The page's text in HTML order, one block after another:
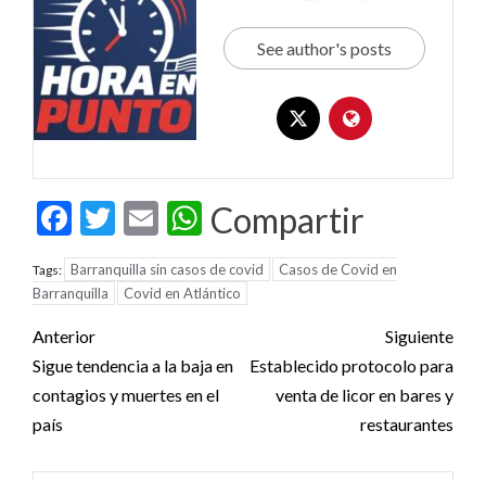
See author's posts
Facebook
Twitter
EmailWhatsApp
Compartir
Tags: Barranquilla sin casos de covid
Casos de Covid en
Barranquilla
Covid en Atlántico
Post
navigation
Anterior
Sigue tendencia a la baja en
contagios y muertes en el
país
Siguiente
Establecido protocolo para
venta de licor en bares y
restaurantes